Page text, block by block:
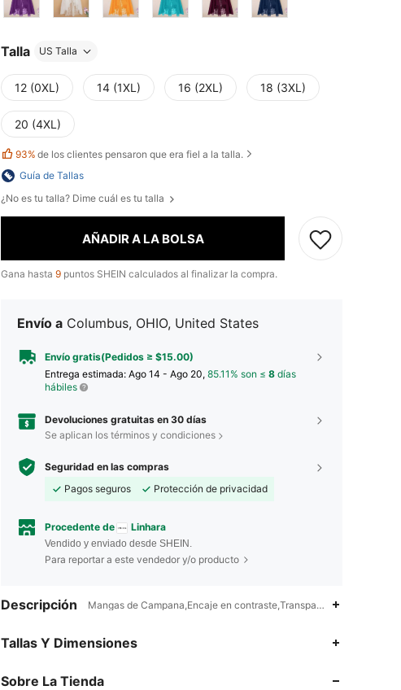
Talla US Talla
12 (0XL) 14 (1XL) 16 (2XL) 18 (3XL)
20 (4XL)
93% de los clientes pensaron que era fiel a la talla.
Guía de Tallas
¿No es tu talla? Dime cuál es tu talla
AÑADIR A LA BOLSA
Gana hasta 9 puntos SHEIN calculados al finalizar la compra.
Envío a Columbus, OHIO, United States
Envío gratis(Pedidos ≥ $15.00)
Entrega estimada: Ago 14 - Ago 20, 85.11% son ≤ 8 días
hábiles
Devoluciones gratuitas en 30 días
Se aplican los términos y condiciones
Seguridad en las compras
Pagos seguros
Protección de privacidad
Procedente de Linhara
Vendido y enviado desde SHEIN.
Para reportar a este vendedor y/o producto
Descripción Mangas de Campana,Encaje en contraste,Transparente,Eid al-
Tallas Y Dimensiones
Sobre La Tienda
4.74